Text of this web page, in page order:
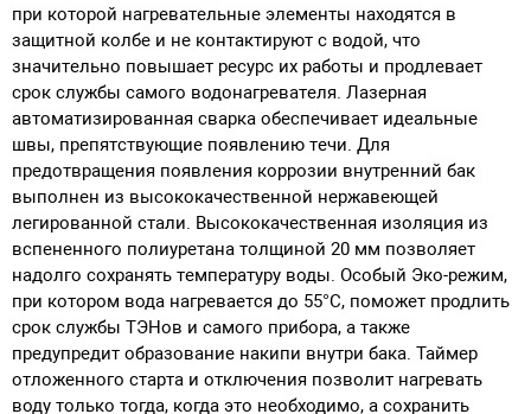
при которой нагревательные элементы находятся в
защитной колбе и не контактируют с водой, что
значительно повышает ресурс их работы и продлевает
срок службы самого водонагревателя. Лазерная
автоматизированная сварка обеспечивает идеальные
швы, препятствующие появлению течи. Для
предотвращения появления коррозии внутренний бак
выполнен из высококачественной нержавеющей
легированной стали. Высококачественная изоляция из
вспененного полиуретана толщиной 20 мм позволяет
надолго сохранять температуру воды. Особый Эко-режим,
при котором вода нагревается до 55°С, поможет продлить
срок службы ТЭНов и самого прибора, а также
предупредит образование накипи внутри бака. Таймер
отложенного старта и отключения позволит нагревать
воду только тогда, когда это необходимо, а сохранить